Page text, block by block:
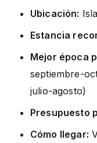
Ubicación:
Estancia
Mejor época
septiembre-
julio-agosto)
Presupuesto
Cómo llegar: